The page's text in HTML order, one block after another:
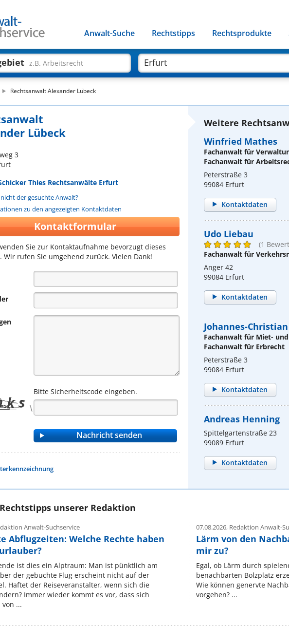
Anwalt-Suche Rechtstipps Rechtsprodukte
z.B. Arbeitsrecht
Rechtsanwalt Alexander Lübeck
Lübeck
3
Thies Rechtsanwälte Erfurt
der gesuchte Anwalt?
zu den angezeigten Kontaktdaten
Kontaktformular
Sie zur Kontaktaufnahme bevorzugt dieses
Wir rufen Sie umgehend zurück. Vielen Dank!
Bitte Sicherheitscode eingeben.
Weitere
Winfried Mathes
Fachanwalt für
Fachanwalt für
Peterstraße 3
99084 Erfurt
Kontaktdaten
Udo Liebau
(1
Fachanwalt für
Anger 42
99084 Erfurt
Kontaktdaten
Johannes-
Fachanwalt für Miet-
Fachanwalt für Erbrecht
Peterstraße 3
99084 Erfurt
Kontaktdaten
Andreas Henning
Spittelgartenstraße 23
99089 Erfurt
Kontaktdaten
unserer Redaktion
Anwalt-Suchservice
Abflugzeiten: Welche Rechte haben
ist dies ein Alptraum: Man ist pünktlich am
der gebuchte Flug erscheint nicht auf der
Haftet der Reiseveranstalter, wenn sich die
Immer wieder kommt es vor, dass sich
...
07.08.2026,Redaktion Anwalt-
Lärm von den
mir zu?
Egal, ob Lärm durch
benachbarten Bolzplatz
Wie können genervte
vorgehen? ...